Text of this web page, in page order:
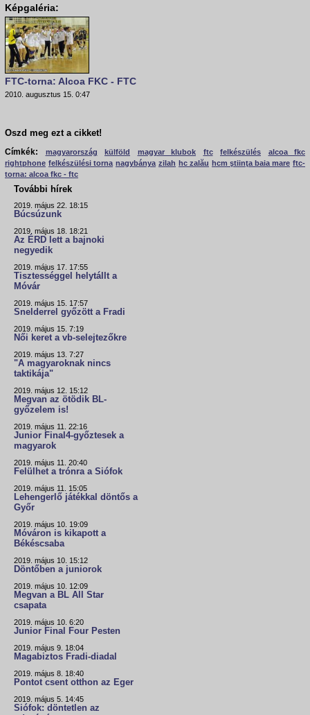
Képgaléria:
FTC-torna: Alcoa FKC - FTC
2010. augusztus 15. 0:47
Oszd meg ezt a cikket!
Címkék:
magyarország külföld magyar klubok ftc felkészülés
alcoa fkc
rightphone felkészülési torna nagybánya zilah hc zalău hcm ştiinţa baia mare ftc-
torna: alcoa fkc - ftc
További hírek
2019. május 22. 18:15
Búcsúzunk
2019. május 18. 18:21
Az ÉRD lett a bajnoki
negyedik
2019. május 17. 17:55
Tisztességgel helytállt a
Móvár
2019. május 15. 17:57
Snelderrel győzött a Fradi
2019. május 15. 7:19
Női keret a vb-selejtezőkre
2019. május 13. 7:27
"A magyaroknak nincs
taktikája"
2019. május 12. 15:12
Megvan az ötödik BL-
győzelem is!
2019. május 11. 22:16
Junior Final4-győztesek a
magyarok
2019. május 11. 20:40
Felülhet a trónra a Siófok
2019. május 11. 15:05
Lehengerlő játékkal döntős a
Győr
2019. május 10. 19:09
Móváron is kikapott a
Békéscsaba
2019. május 10. 15:12
Döntőben a juniorok
2019. május 10. 12:09
Megvan a BL All Star
csapata
2019. május 10. 6:20
Junior Final Four Pesten
2019. május 9. 18:04
Magabiztos Fradi-diadal
2019. május 8. 18:40
Pontot csent otthon az Eger
2019. május 5. 14:45
Siófok: döntetlen az